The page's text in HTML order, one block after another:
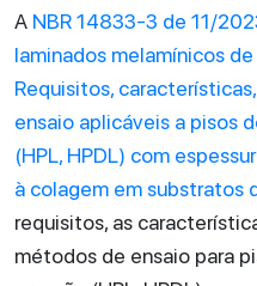
A NBR 14833-3 de 11/
laminados melamínicos
Requisitos,
ensaio aplicáveis a pisos
(HPL, HPDL) com
à colagem em substratos
requisitos, as
métodos de ensaio para